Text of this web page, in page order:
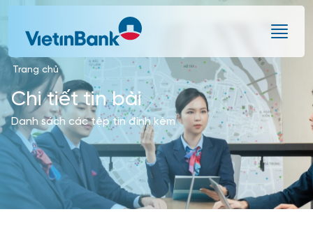
Trang chủ
Chi tiết tin bài
Danh sách các tệp tin đính kèm